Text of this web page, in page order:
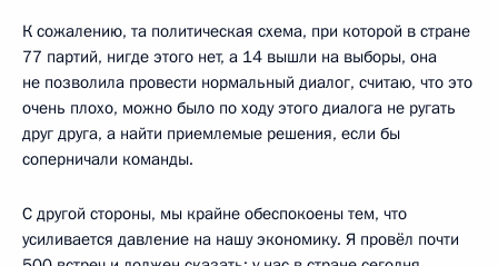
К сожалению, та политическая схема, при которой в стране
77 партий, нигде этого нет, а 14 вышли на выборы, она
не позволила провести нормальный диалог, считаю, что это
очень плохо, можно было по ходу этого диалога не ругать
друг друга, а найти приемлемые решения, если бы
соперничали команды.
С другой стороны, мы крайне обеспокоены тем, что
усиливается давление на нашу экономику. Я провёл почти